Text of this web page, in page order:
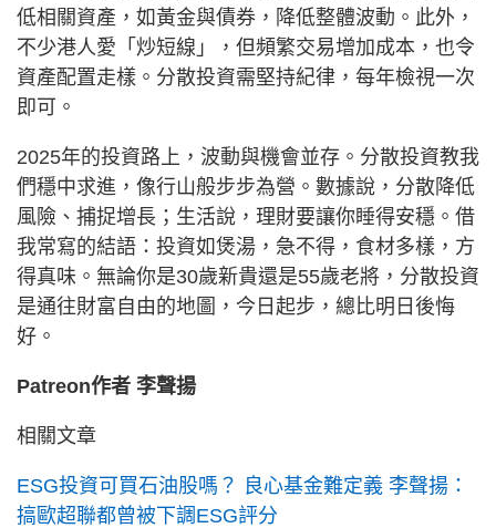
低相關資產，如黃金與債券，降低整體波動。此外，
不少港人愛「炒短線」，但頻繁交易增加成本，也令
資產配置走樣。分散投資需堅持紀律，每年檢視一次
即可。
2025年的投資路上，波動與機會並存。分散投資教我
們穩中求進，像行山般步步為營。數據說，分散降低
風險、捕捉增長；生活說，理財要讓你睡得安穩。借
我常寫的結語：投資如煲湯，急不得，食材多樣，方
得真味。無論你是30歲新貴還是55歲老將，分散投資
是通往財富自由的地圖，今日起步，總比明日後悔
好。
Patreon作者 李聲揚
相關文章
ESG投資可買石油股嗎？ 良心基金難定義 李聲揚：
搞歐超聯都曾被下調ESG評分